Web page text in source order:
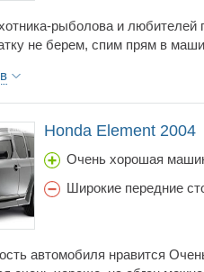
рыболова и любителей
не берем, спим прям в
о данной машине все написано
почему нет данных на
сравнивать с Хондой CR-
сидения в элике и больше и
Honda Element 2004
Очень хорошая
Широкие передние
автомобиля нравится